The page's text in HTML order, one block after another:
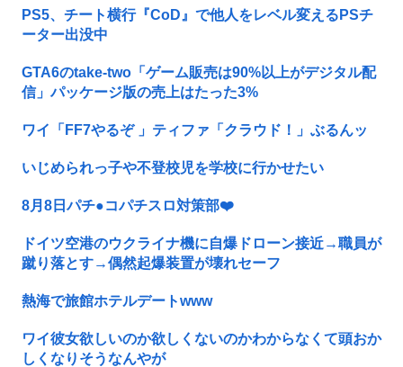
PS5、チート横行『CoD』で他人をレベル変えるPSチ
ーター出没中
GTA6のtake-two「ゲーム販売は90%以上がデジタル配
信」パッケージ版の売上はたった3%
ワイ「FF7やるぞ 」ティファ「クラウド！」ぶるんッ
いじめられっ子や不登校児を学校に行かせたい
8月8日パチ●コパチスロ対策部❤️
ドイツ空港のウクライナ機に自爆ドローン接近→職員が
蹴り落とす→偶然起爆装置が壊れセーフ
熱海で旅館ホテルデートwww
ワイ彼女欲しいのか欲しくないのかわからなくて頭おか
しくなりそうなんやが